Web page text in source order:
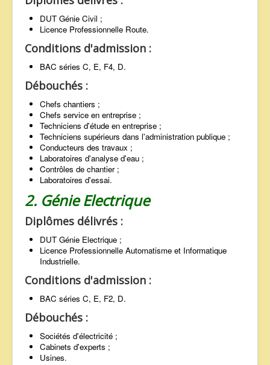
DUT Génie Civil ;
Licence Professionnelle Route.
Conditions d'admission :
BAC séries C, E, F4, D.
Débouchés :
Chefs chantiers ;
Chefs service en entreprise ;
Techniciens d'étude en entreprise ;
Techniciens supérieurs dans l'administration publique ;
Conducteurs des travaux ;
Laboratoires d'analyse d'eau ;
Contrôles de chantier ;
Laboratoires d'essai.
2. Génie Electrique
Diplômes délivrés :
DUT Génie Electrique ;
Licence Professionnelle Automatisme et Informatique
Industrielle.
Conditions d'admission :
BAC séries C, E, F2, D.
Débouchés :
Sociétés d'électricité ;
Cabinets d'experts ;
Usines.